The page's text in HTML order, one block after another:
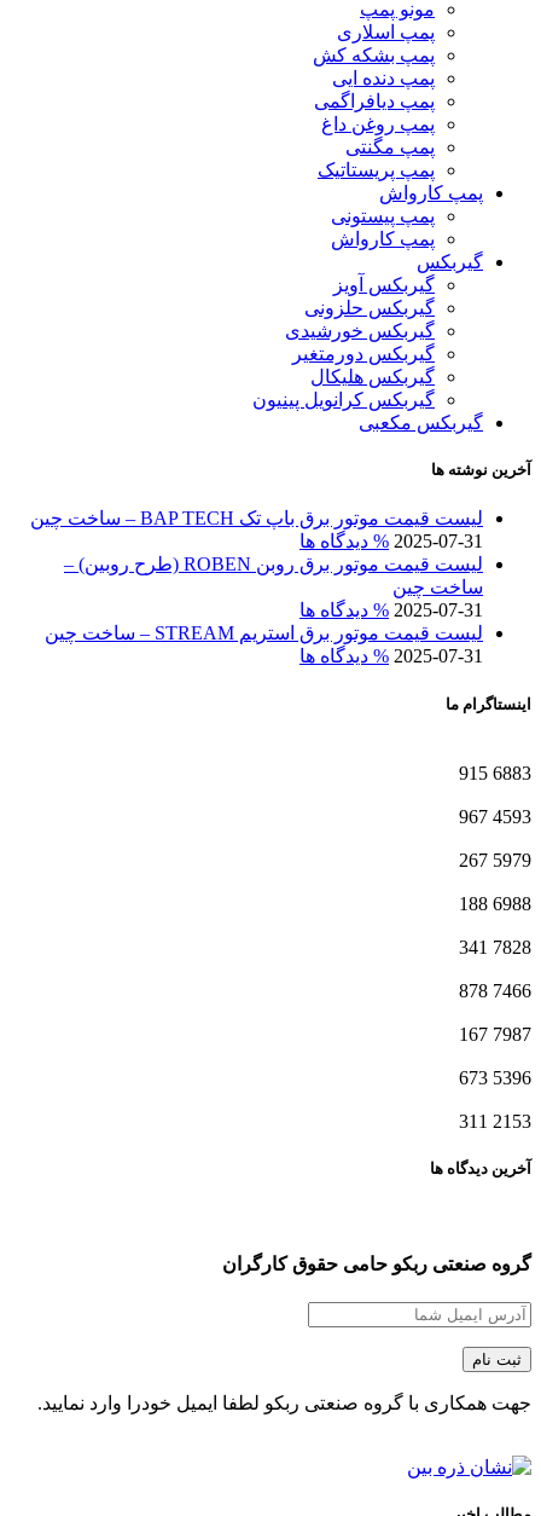
مونو پمپ
پمپ اسلاری
پمپ بشکه کش
پمپ دنده ایی
پمپ دیافراگمی
پمپ روغن داغ
پمپ مگنتی
پمپ پریستاتیک
پمپ کارواش
پمپ پیستونی
پمپ کارواش
گیربکس
گیربکس آویز
گیربکس حلزونی
گیربکس خورشیدی
گیربکس دورمتغیر
گیربکس هلیکال
گیربکس کرانویل پینیون
گیربکس مکعبی
آخرین نوشته ها
لیست قیمت موتور برق باپ تک BAP TECH – ساخت چین
2025-07-31 % دیدگاه ها
لیست قیمت موتور برق روبن ROBEN (طرح روبین) –
ساخت چین
2025-07-31 % دیدگاه ها
لیست قیمت موتور برق استریم STREAM – ساخت چین
2025-07-31 % دیدگاه ها
اینستاگرام ما
6883
915
4593
967
5979
267
6988
188
7828
341
7466
878
7987
167
5396
673
2153
311
آخرین دیدگاه ها
گروه صنعتی ربکو حامی حقوق کارگران
جهت همکاری با گروه صنعتی ربکو لطفا ایمیل خودرا وارد نمایید.